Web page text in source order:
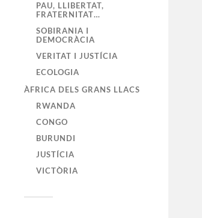
PAU, LLIBERTAT,
FRATERNITAT…
SOBIRANIA I
DEMOCRÀCIA
VERITAT I JUSTÍCIA
ECOLOGIA
ÀFRICA DELS GRANS LLACS
RWANDA
CONGO
BURUNDI
JUSTÍCIA
VICTÒRIA